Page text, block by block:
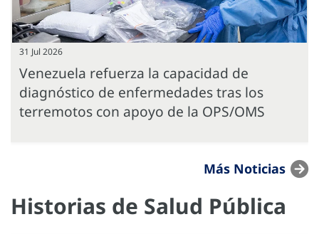
31 Jul 2026
Venezuela refuerza la capacidad de
diagnóstico de enfermedades tras los
terremotos con apoyo de la OPS/OMS
Más Noticias
Historias de Salud Pública